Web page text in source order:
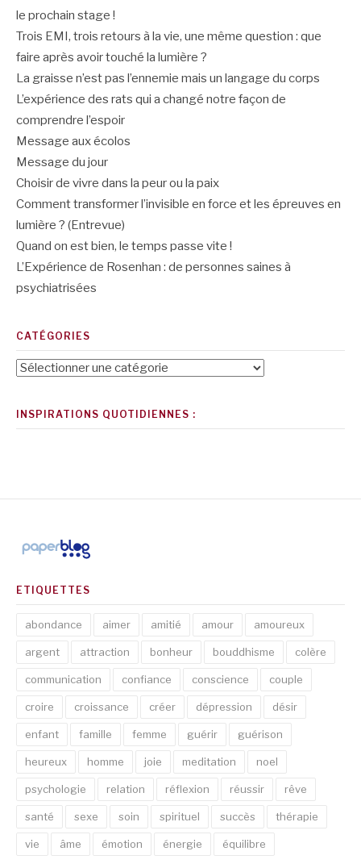
le prochain stage !
Trois EMI, trois retours à la vie, une même question : que
faire après avoir touché la lumière ?
La graisse n’est pas l’ennemie mais un langage du corps
L’expérience des rats qui a changé notre façon de
comprendre l’espoir
Message aux écolos
Message du jour
Choisir de vivre dans la peur ou la paix
Comment transformer l’invisible en force et les épreuves en
lumière ? (Entrevue)
Quand on est bien, le temps passe vite !
L’Expérience de Rosenhan : de personnes saines à
psychiatrisées
CATÉGORIES
Catégories
INSPIRATIONS QUOTIDIENNES :
ETIQUETTES
abondance aimer amitié amour amoureux
argent attraction bonheur bouddhisme colère
communication confiance conscience couple
croire croissance créer dépression désir
enfant famille femme guérir guérison
heureux homme joie meditation noel
psychologie relation réflexion réussir rêve
santé sexe soin spirituel succès thérapie
vie âme émotion énergie équilibre